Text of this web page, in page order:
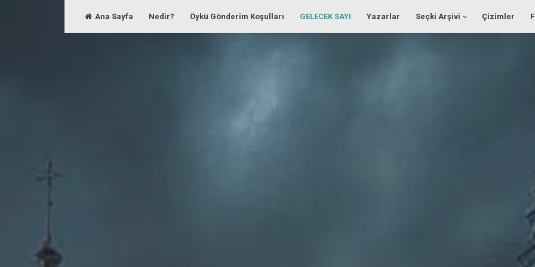
Ana Sayfa Nedir? Öykü Gönderim Koşulları GELECEK SAYI Yazarlar Seçki Arşivi Çizimler